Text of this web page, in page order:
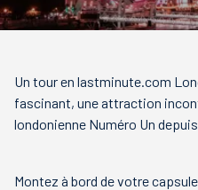
Un tour en lastminute.com
fascinant, une attraction
londonienne Numéro Un
Montez à bord de votre